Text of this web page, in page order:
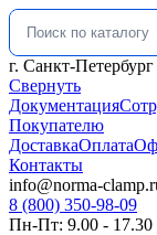
Искать:
г. Санкт-Петербург
Свернуть
Документация
Покупателю
ДоставкаОплата
Контакты
info@norma-
8 (800) 350-98-09
Пн-Пт: 9.00 -